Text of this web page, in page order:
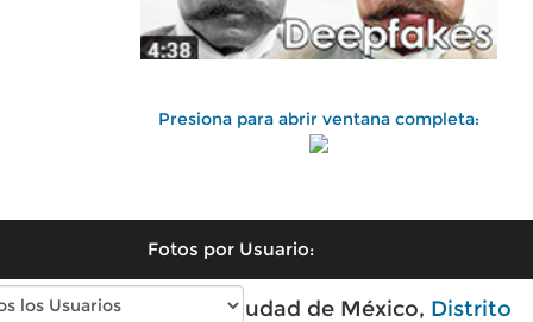
Presiona para abrir ventana completa:
Fotos por Usuario:
Fotos antiguas de Ciudad de México, Distrito